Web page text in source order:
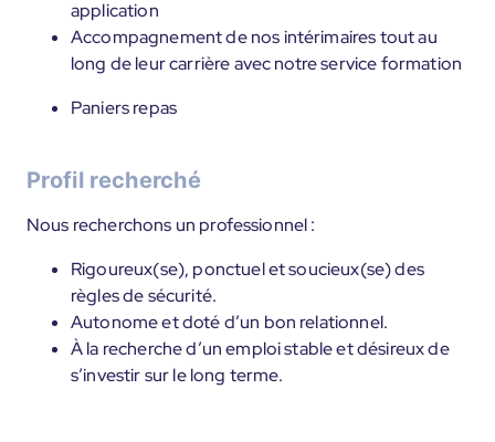
application
Accompagnement de nos intérimaires tout au
long de leur carrière avec notre service formation
Paniers repas
Profil recherché
Nous recherchons un professionnel :
Rigoureux(se), ponctuel et soucieux(se) des
règles de sécurité.
Autonome et doté d’un bon relationnel.
À la recherche d’un emploi stable et désireux de
s’investir sur le long terme.